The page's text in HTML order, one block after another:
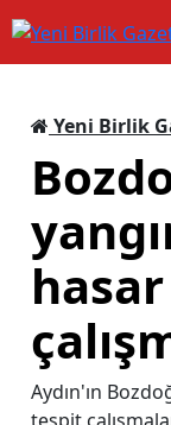
Yeni Birlik
Aydın'ın